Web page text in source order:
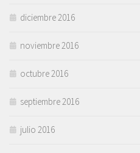
diciembre 2016
noviembre 2016
octubre 2016
septiembre 2016
julio 2016